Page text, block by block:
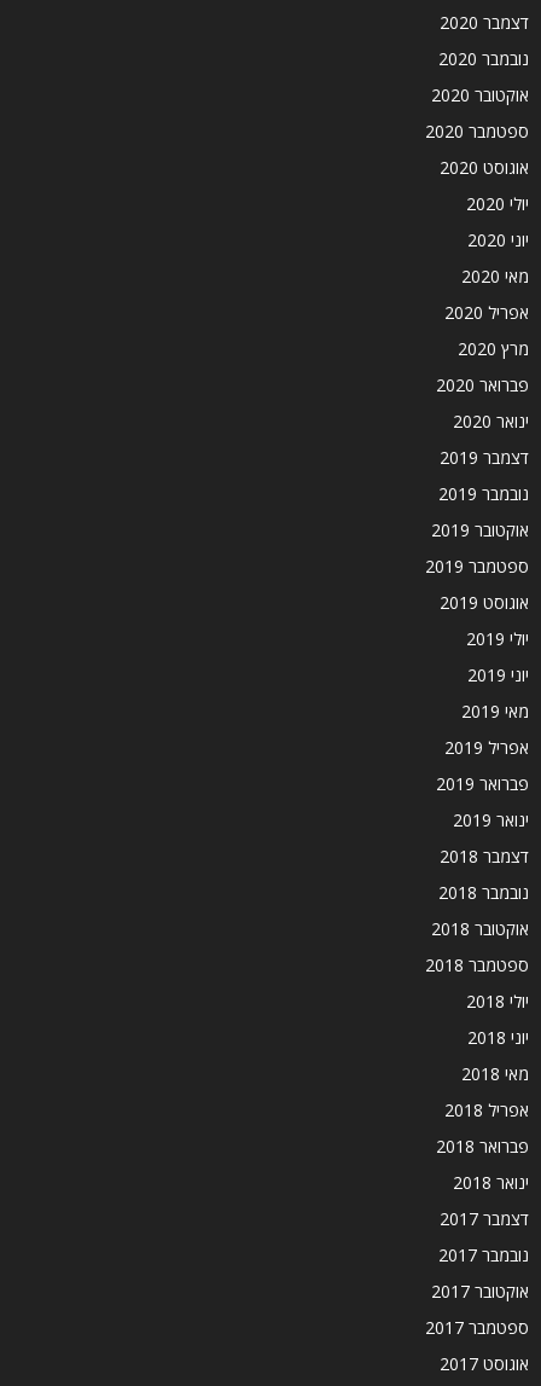
דצמבר 2020
נובמבר 2020
אוקטובר 2020
ספטמבר 2020
אוגוסט 2020
יולי 2020
יוני 2020
מאי 2020
אפריל 2020
מרץ 2020
פברואר 2020
ינואר 2020
דצמבר 2019
נובמבר 2019
אוקטובר 2019
ספטמבר 2019
אוגוסט 2019
יולי 2019
יוני 2019
מאי 2019
אפריל 2019
פברואר 2019
ינואר 2019
דצמבר 2018
נובמבר 2018
אוקטובר 2018
ספטמבר 2018
יולי 2018
יוני 2018
מאי 2018
אפריל 2018
פברואר 2018
ינואר 2018
דצמבר 2017
נובמבר 2017
אוקטובר 2017
ספטמבר 2017
אוגוסט 2017